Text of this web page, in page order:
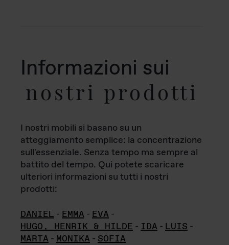
Informazioni sui
nostri prodotti
I nostri mobili si basano su un
atteggiamento semplice: la concentrazione
sull'essenziale. Senza tempo ma sempre al
battito del tempo. Qui potete scaricare
ulteriori informazioni su tutti i nostri
prodotti:
DANIEL - EMMA - EVA -
HUGO, HENRIK & HILDE - IDA - LUIS -
MARTA - MONIKA - SOFIA